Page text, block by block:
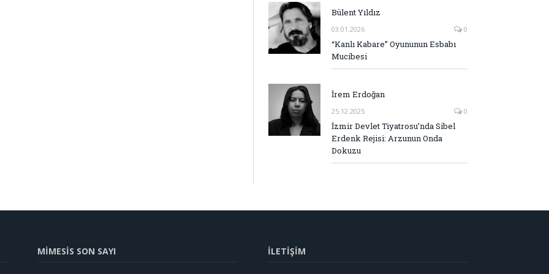
Bülent Yıldız
03.01.2026 0
“Kanlı Kabare” Oyununun Esbabı
Mucibesi
İrem Erdoğan
25.12.2025 0
İzmir Devlet Tiyatrosu’nda Sibel
Erdenk Rejisi: Arzunun Onda
Dokuzu
MİMESİS SON SAYI İLETİŞİM